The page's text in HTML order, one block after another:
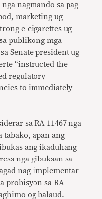
nagmando sa pag-
marketing ug
e-cigarettes ug
publikong mga
Senate president ug
“instructed the
regulatory
to immediately
sa RA 11467 nga
tabako, apan ang
ang ikaduhang
nga gibuksan sa
nag-implementar
probisyon sa RA
og balaud.